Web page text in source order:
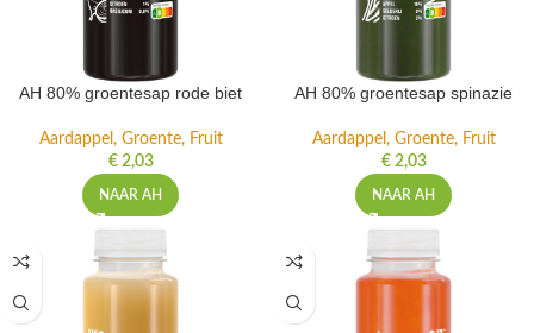
AH 80% groentesap rode biet
Aardappel, Groente, Fruit
€2,03
NAAR AH
AH 80% groentesap spinazie
Aardappel, Groente, Fruit
€2,03
NAAR AH